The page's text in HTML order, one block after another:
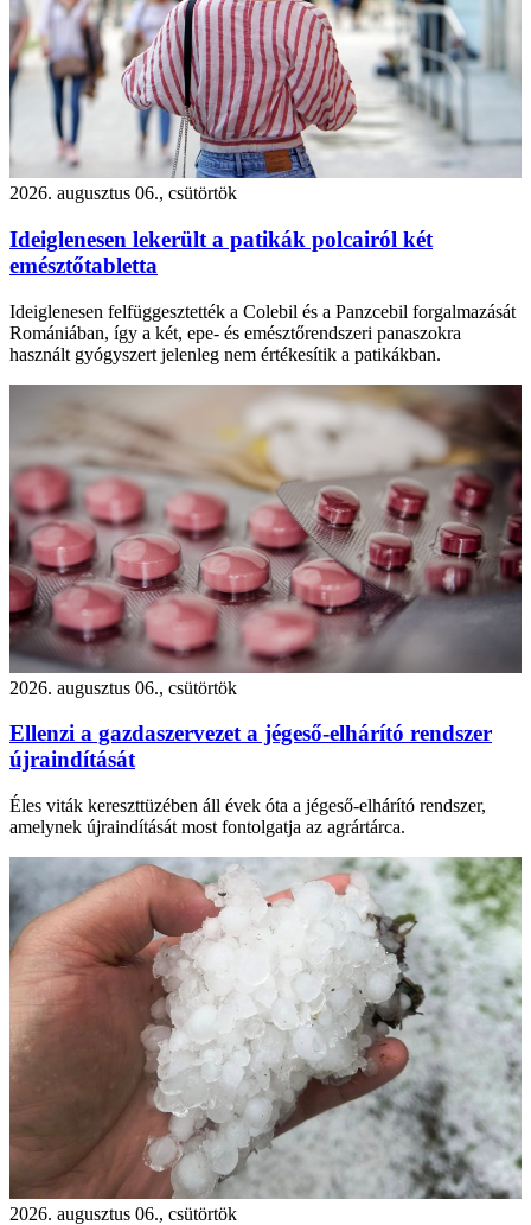
2026. augusztus 06., csütörtök
Ideiglenesen lekerült a patikák polcairól két
emésztőtabletta
Ideiglenesen felfüggesztették a Colebil és a Panzcebil forgalmazását
Romániában, így a két, epe- és emésztőrendszeri panaszokra
használt gyógyszert jelenleg nem értékesítik a patikákban.
2026. augusztus 06., csütörtök
Ellenzi a gazdaszervezet a jégeső-elhárító rendszer
újraindítását
Éles viták kereszttüzében áll évek óta a jégeső-elhárító rendszer,
amelynek újraindítását most fontolgatja az agrártárca.
2026. augusztus 06., csütörtök